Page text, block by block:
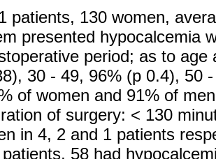
patients, 130 women,
presented hypocalcemia
period; as to
30 - 49, 96% (p 0.4), 50
of women and 91% of
of surgery: < 130
in 4, 2 and 1 patients
58 had